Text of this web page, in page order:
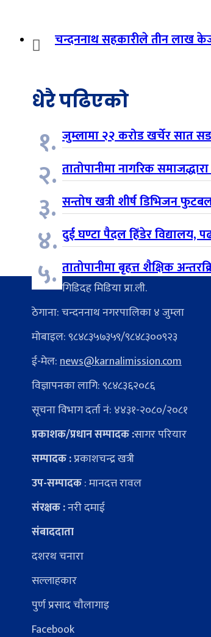
चन्दननाथ सहकारीले तीन लाख
धेरै पढिएको
१. जुम्लामा २२ करोड खर्चेर सात
२. तातोपानीमा नागरिक
३. सन्तोष खत्री शीर्ष डिभिजन
४. दुई घण्टा पैदल हिँडेर विद्यालय,
५. तातोपानीमा बृहत्त शैक्षिक
गिडिदह मिडिया प्रा.ली.
ठेगाना: चन्दननाथ नगरपालिका ४ जुम्ला
मोबाइल: ९८४८३५७३५९/९८४८३००९२३
ई-मेल:news@karnalimission.com
विज्ञापनका लागि: ९८४८३६२०८६
सूचना विभाग दर्ता नं: ४४३१-२०८०/२०८१
प्रकाशक/प्रधान सम्पादक :सागर परियार
सम्पादक :प्रकाशचन्द्र खत्री
उप-सम्पादक: मानदत्त रावल
संरक्षक :नरी दमाई
संबाददाता
दशरथ चनारा
सल्लाहकार
पुर्ण प्रसाद चाैलागाइ
Facebook